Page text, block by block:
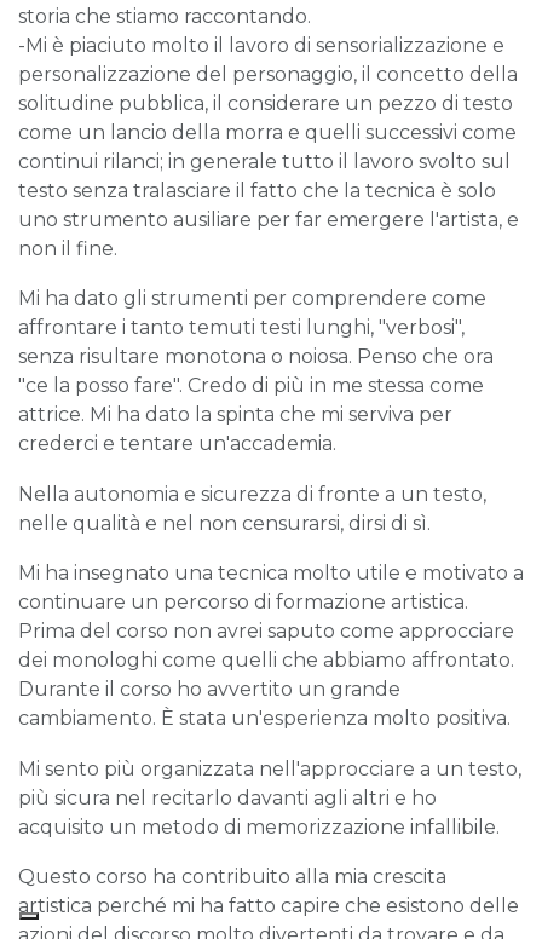
storia che stiamo raccontando.
-Mi è piaciuto molto il lavoro di sensorializzazione e
personalizzazione del personaggio, il concetto della
solitudine pubblica, il considerare un pezzo di testo
come un lancio della morra e quelli successivi come
continui rilanci; in generale tutto il lavoro svolto sul
testo senza tralasciare il fatto che la tecnica è solo
uno strumento ausiliare per far emergere l'artista, e
non il fine.
Mi ha dato gli strumenti per comprendere come
affrontare i tanto temuti testi lunghi, "verbosi",
senza risultare monotona o noiosa. Penso che ora
"ce la posso fare". Credo di più in me stessa come
attrice. Mi ha dato la spinta che mi serviva per
crederci e tentare un'accademia.
Nella autonomia e sicurezza di fronte a un testo,
nelle qualità e nel non censurarsi, dirsi di sì.
Mi ha insegnato una tecnica molto utile e motivato a
continuare un percorso di formazione artistica.
Prima del corso non avrei saputo come approcciare
dei monologhi come quelli che abbiamo affrontato.
Durante il corso ho avvertito un grande
cambiamento. È stata un'esperienza molto positiva.
Mi sento più organizzata nell'approcciare a un testo,
più sicura nel recitarlo davanti agli altri e ho
acquisito un metodo di memorizzazione infallibile.
Questo corso ha contribuito alla mia crescita
artistica perché mi ha fatto capire che esistono delle